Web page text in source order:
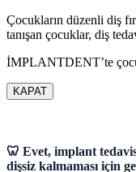
Çocukların düzenli diş
tanışan çocuklar, diş
İMPLANTDENT’te
KAPAT
🦷 Evet, implant
dişsiz kalmaması için